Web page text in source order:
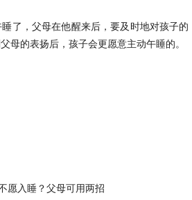
了，父母在他醒来后，要及时地对孩子的
母的表扬后，孩子会更愿意主动午睡的。
愿入睡？父母可用两招